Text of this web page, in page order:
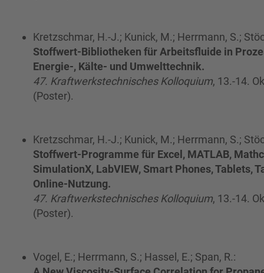
Kretzschmar, H.-J.; Kunick, M.; Herrmann, S.;
Stoffwert-Bibliotheken für Arbeitsfluide in
Energie-, Kälte- und Umwelttechnik.
47. Kraftwerkstechnisches Kolloquium, 13.-14.
(Poster).
Kretzschmar, H.-J.; Kunick, M.; Herrmann, S.;
Stoffwert-Programme für Excel, MATLAB,
SimulationX, LabVIEW, Smart Phones, Tablets,
Online-Nutzung.
47. Kraftwerkstechnisches Kolloquium, 13.-14.
(Poster).
Vogel, E.; Herrmann, S.; Hassel, E.; Span, R.: